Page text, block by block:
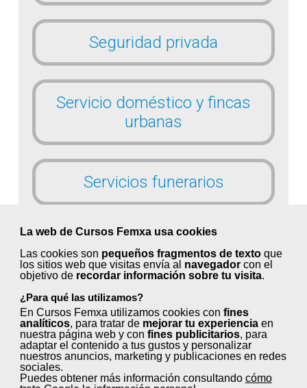
La web de Cursos Femxa usa cookies
Las cookies son pequeños fragmentos de textoque
los sitios web que visitas envía al navegadorcon el
objetivo de recordar información sobre tu visita.
¿Para qué las utilizamos?
En Cursos Femxa utilizamos cookies con fines
analíticos, para tratar de mejorar tu experienciaen
nuestra página web y con fines publicitarios, para
adaptar el contenido a tus gustos y personalizar
nuestros anuncios, marketing y publicaciones en redes
sociales.
Puedes obtener más información consultando cómo
Seguridad privada
Servicio doméstico y fincas
urbanas
Servicios funerarios
Textil, confección y piel
Tintorerías y lavanderías
Transporte y logística